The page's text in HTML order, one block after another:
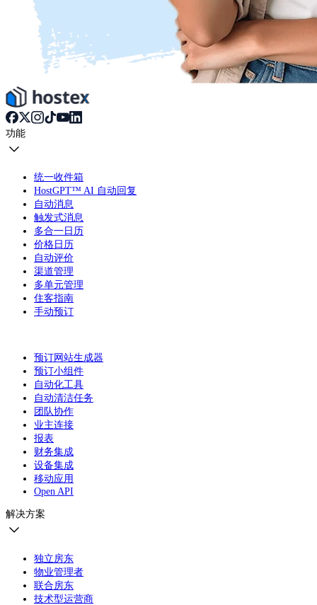
功能
统一收件箱
HostGPT™ AI 自动回复
自动消息
触发式消息
多合一日历
价格日历
自动评价
渠道管理
多单元管理
住客指南
手动预订
预订网站生成器
预订小组件
自动化工具
自动清洁任务
团队协作
业主连接
报表
财务集成
设备集成
移动应用
Open API
解决方案
独立房东
物业管理者
联合房东
技术型运营商